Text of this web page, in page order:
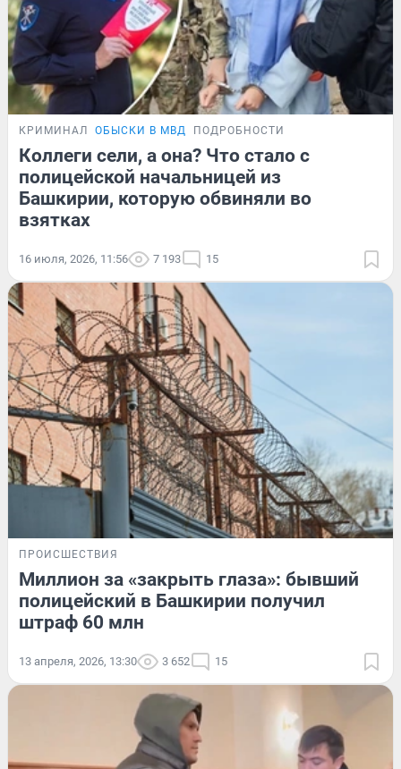
КРИМИНАЛ ОБЫСКИ В МВД ПОДРОБНОСТИ
Коллеги сели, а она? Что стало с
полицейской начальницей из
Башкирии, которую обвиняли во
взятках
16 июля, 2026, 11:56 7 193 15
ПРОИСШЕСТВИЯ
Миллион за «закрыть глаза»: бывший
полицейский в Башкирии получил
штраф 60 млн
13 апреля, 2026, 13:30 3 652 15